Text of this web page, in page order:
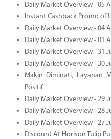
Daily Market Overview - 05
Instant Cashback Promo of
Daily Market Overview - 04
Daily Market Overview - 01
Daily Market Overview - 31
Daily Market Overview - 30
Makin Diminati, Layanan
Positif
Daily Market Overview - 29
Daily Market Overview - 28
Daily Market Overview - 27
Discount At Horison Tulip